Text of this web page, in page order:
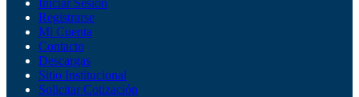
Iniciar Sesión
Registrarse
Mi Cuenta
Contacto
Descargas
Sitio Institucional
Solicitar Cotización